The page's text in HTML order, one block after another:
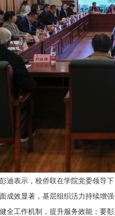
迪表示，校侨联在学院党委领导
成效显著，基层组织活力持续增
全工作机制，提升服务效能；要彰